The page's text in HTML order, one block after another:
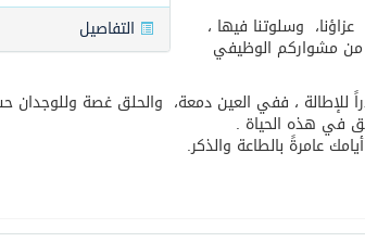
التفاصيل
وسلوتنا فيها ،
من مشواركم الوظيفي
للإطالة ، ففي العين دمعة، والحلق غصة
في هذه الحياة .
عامرةً بالطاعة والذكر.